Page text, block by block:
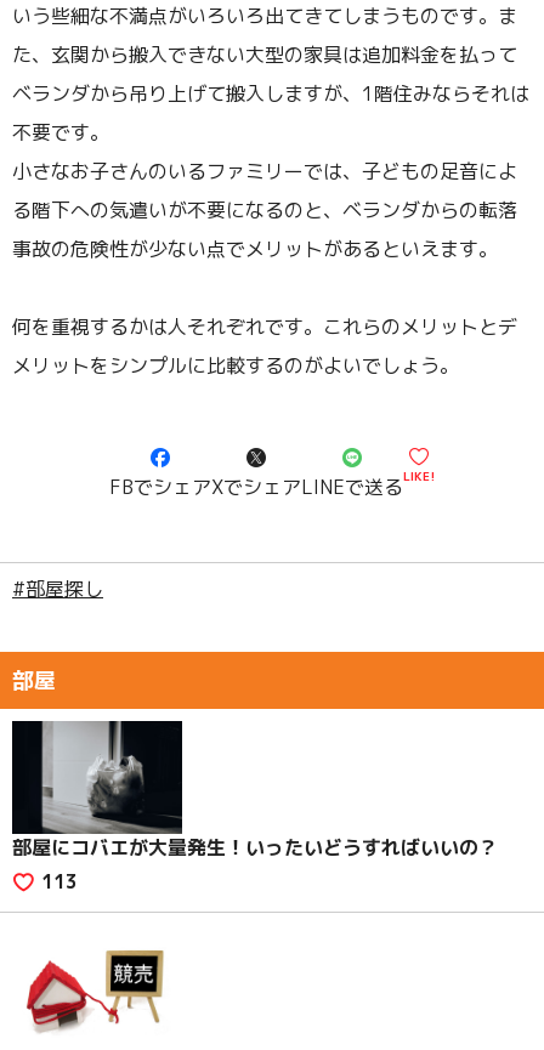
いう些細な不満点がいろいろ出てきてしまうものです。ま
た、玄関から搬入できない大型の家具は追加料金を払って
ベランダから吊り上げて搬入しますが、1階住みならそれは
不要です。
小さなお子さんのいるファミリーでは、子どもの足音によ
る階下への気遣いが不要になるのと、ベランダからの転落
事故の危険性が少ない点でメリットがあるといえます。
何を重視するかは人それぞれです。これらのメリットとデ
メリットをシンプルに比較するのがよいでしょう。
FBでシェアXでシェアLINEで送るLIKE!
#部屋探し
部屋
部屋にコバエが大量発生！いったいどうすればいいの？
113